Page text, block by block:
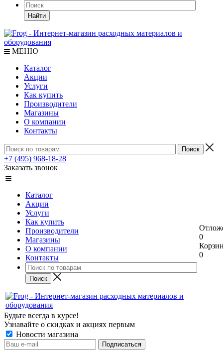
Найти
МЕНЮ
Каталог
Акции
Услуги
Как купить
Производители
Магазины
О компании
Контакты
+7 (495) 968-18-28
Заказать звонок
Каталог
Акции
Услуги
Как купить
Производители
Магазины
О компании
Контакты
0
0
Будьте всегда в курсе!
Узнавайте о скидках и акциях первым
Новости магазина